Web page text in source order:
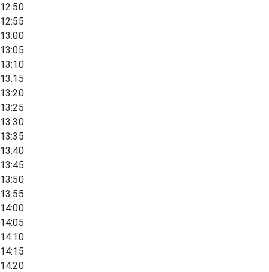
12:50
12:55
13:00
13:05
13:10
13:15
13:20
13:25
13:30
13:35
13:40
13:45
13:50
13:55
14:00
14:05
14:10
14:15
14:20